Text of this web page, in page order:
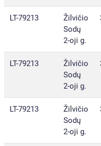
LT-79213
Žilvičio
Sodų
2-oji g.
LT-79213
Žilvičio
Sodų
2-oji g.
LT-79213
Žilvičio
Sodų
2-oji g.